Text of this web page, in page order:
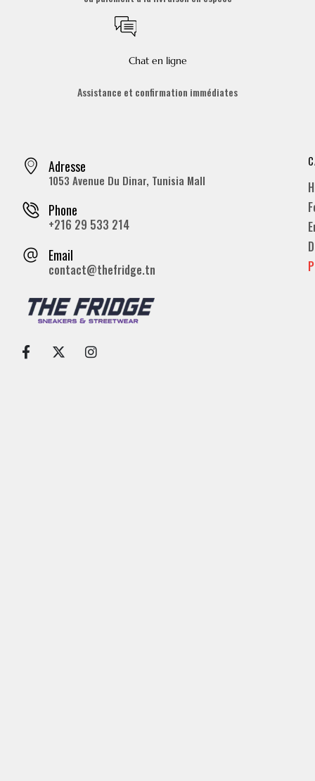
Chat en ligne
Assistance et confirmation immédiates
Adresse
1053 Avenue Du Dinar, Tunisia Mall
Phone
+216 29 533 214
Email
contact@thefridge.tn